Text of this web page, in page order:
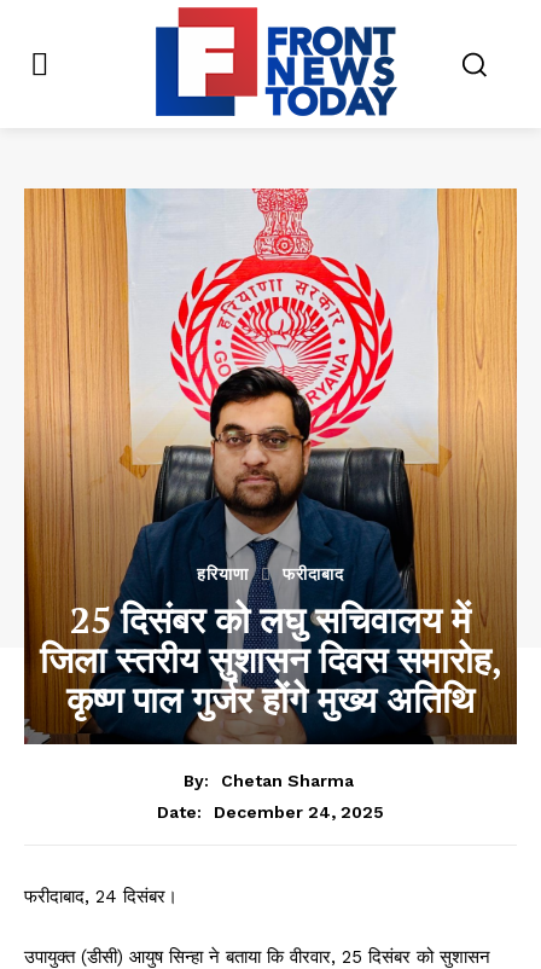
हरियाणा फरीदाबाद
25 दिसंबर को लघु सचिवालय में
जिला स्तरीय सुशासन दिवस समारोह,
कृष्ण पाल गुर्जर होंगे मुख्य अतिथि
By:
Chetan Sharma
Date:
December 24, 2025
फरीदाबाद, 24 दिसंबर।
उपायुक्त (डीसी) आयुष सिन्हा ने बताया कि वीरवार, 25 दिसंबर को सुशासन